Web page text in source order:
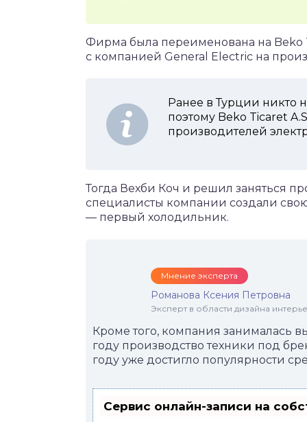
Фирма была переименована на Beko
с компанией General Electric на
Ранее в Турции никто
поэтому Beko Ticaret
производителей
Тогда Вехби Коч и решил заняться
специалисты компании создали
— первый холодильник.
Мнение эксперта
Романова Ксения Петровна
Эксперт в области дизайна
Кроме того, компания занималась
году производство техники под
году уже достигло популярности
Сервис онлайн-записи на